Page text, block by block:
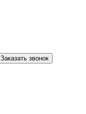
Заказать звонок